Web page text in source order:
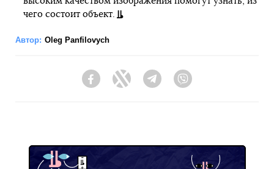
чего состоит объект.
Автор: Oleg Panfilovych
FacebookTwitter Telegram